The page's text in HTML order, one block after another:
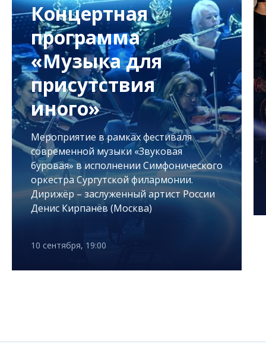
Концертная
программа
«Музыка для
присутствия
иного»
Мероприятие в рамках фестиваля
современной музыки «Звуковая
буровая» в исполнении Симфонического
оркестра Сургутской филармонии.
Дирижёр – заслуженный артист России
Денис Кирпанёв (Москва)
10 сентября, 19:00